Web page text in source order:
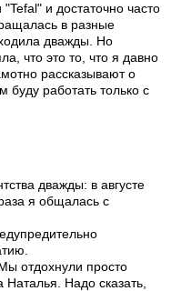
и достаточно часто
в разные
дважды. Но
что это то, что я давно
рассказывают о
работать только с
дважды: в августе
я общалась с
отдохнули просто
Надо сказать,